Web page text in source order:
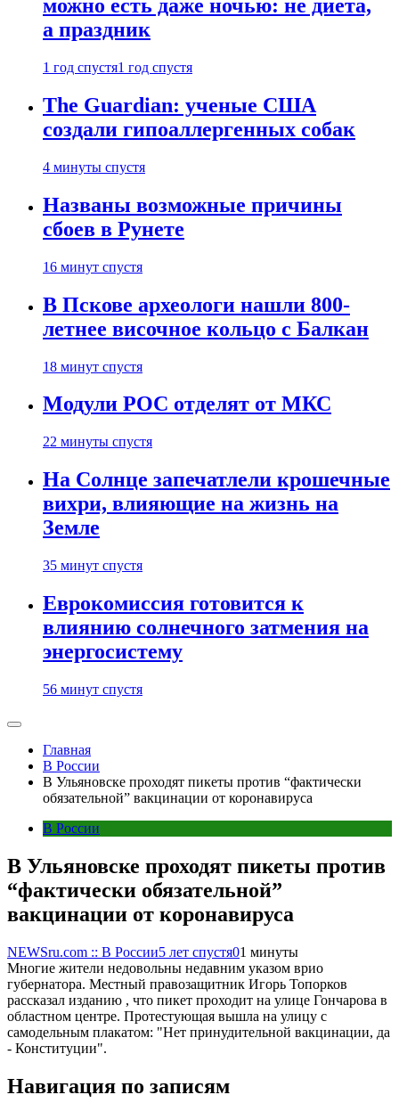
можно есть даже ночью: не диета,
а праздник
1 год спустя1 год спустя
The Guardian: ученые США
создали гипоаллергенных собак
4 минуты спустя
Названы возможные причины
сбоев в Рунете
16 минут спустя
В Пскове археологи нашли 800-
летнее височное кольцо с Балкан
18 минут спустя
Модули РОС отделят от МКС
22 минуты спустя
На Солнце запечатлели крошечные
вихри, влияющие на жизнь на
Земле
35 минут спустя
Еврокомиссия готовится к
влиянию солнечного затмения на
энергосистему
56 минут спустя
Главная
В России
В Ульяновске проходят пикеты против “фактически
обязательной” вакцинации от коронавируса
В России
В Ульяновске проходят пикеты против
“фактически обязательной”
вакцинации от коронавируса
NEWSru.com :: В России5 лет спустя01 минуты
Многие жители недовольны недавним указом врио
губернатора. Местный правозащитник Игорь Топорков
рассказал изданию , что пикет проходит на улице Гончарова в
областном центре. Протестующая вышла на улицу с
самодельным плакатом: "Нет принудительной вакцинации, да
- Конституции".
Навигация по записям